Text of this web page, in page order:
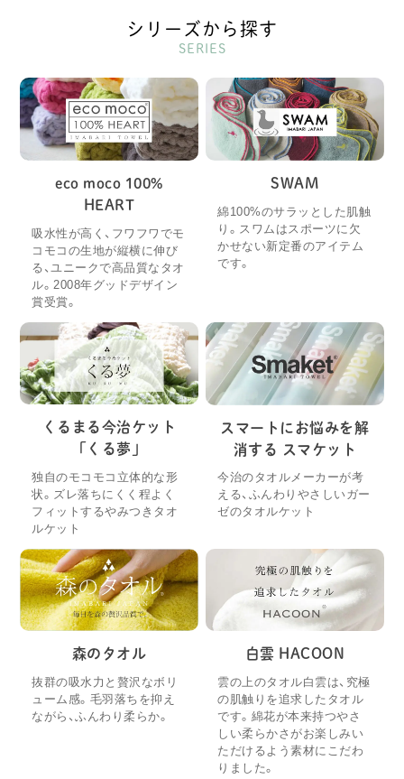
シリーズから探す
SERIES
eco moco 100%
HEART
吸水性が高く、フワフワでモ
コモコの生地が縦横に伸び
る、ユニークで高品質なタオ
ル。2008年グッドデザイン
賞受賞。
SWAM
綿100%のサラッとした肌触
り。スワムはスポーツに欠
かせない新定番のアイテム
です。
くるまる今治ケット
「くる夢」
独自のモコモコ立体的な形
状。ズレ落ちにくく程よく
フィットするやみつきタオ
ルケット
スマートにお悩みを解
消する スマケット
今治のタオルメーカーが考
える、ふんわりやさしいガー
ゼのタオルケット
森のタオル
抜群の吸水力と贅沢なボリ
ューム感。毛羽落ちを抑え
ながら、ふんわり柔らか。
白雲 HACOON
雲の上のタオル白雲は、究極
の肌触りを追求したタオル
です。綿花が本来持つやさ
しい柔らかさがお楽しみい
ただけるよう素材にこだわ
りました。